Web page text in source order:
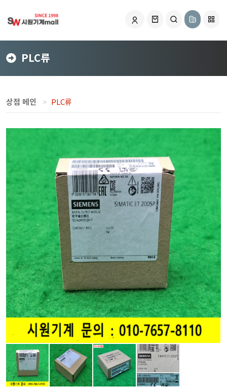
PLC류
상점 메인 PLC류